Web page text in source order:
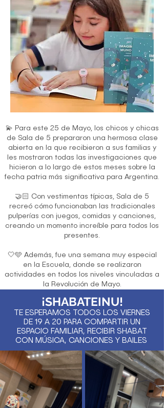
💫 Para este 25 de Mayo, los chicos y chicas
de Sala de 5 prepararon una hermosa clase
abierta en la que recibieron a sus familias y
les mostraron todas las investigaciones que
hicieron a lo largo de estos meses sobre la
fecha patria más significativa para Argentina.
🤝🏻 Con vestimentas típicas, Sala de 5
recreó cómo funcionaban las tradicionales
pulperías con juegos, comidas y canciones,
creando un momento increíble para todos los
presentes.
🤍🩵 Además, fue una semana muy especial
en la Escuela, donde se realizaron
actividades en todos los niveles vinculadas a
la Revolución de Mayo.
¡SHABATEINU!
TE ESPERAMOS TODOS LOS VIERNES
DE 19 A 20 PARA COMPARTIR UN
ESPACIO FAMILIAR, RECIBIR SHABAT
CON MÚSICA, CANCIONES Y BAILES